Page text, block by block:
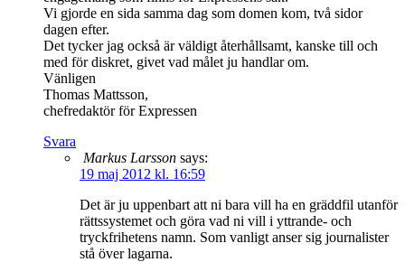
Vi gjorde en sida samma dag som domen kom, två sidor
dagen efter.
Det tycker jag också är väldigt återhållsamt, kanske till och
med för diskret, givet vad målet ju handlar om.
Vänligen
Thomas Mattsson,
chefredaktör för Expressen
Svara
Markus Larsson says:
19 maj 2012 kl. 16:59
Det är ju uppenbart att ni bara vill ha en gräddfil utanför
rättssystemet och göra vad ni vill i yttrande- och
tryckfrihetens namn. Som vanligt anser sig journalister
stå över lagarna.